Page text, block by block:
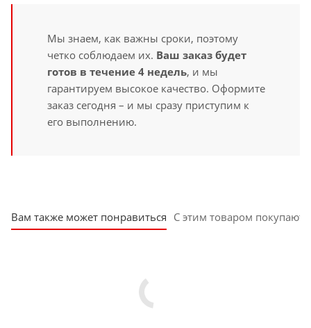
Мы знаем, как важны сроки, поэтому
четко соблюдаем их. Ваш заказ будет
готов в течение 4 недель, и мы
гарантируем высокое качество. Оформите
заказ сегодня – и мы сразу приступим к
его выполнению.
Вам также может понравиться С этим товаром покупают